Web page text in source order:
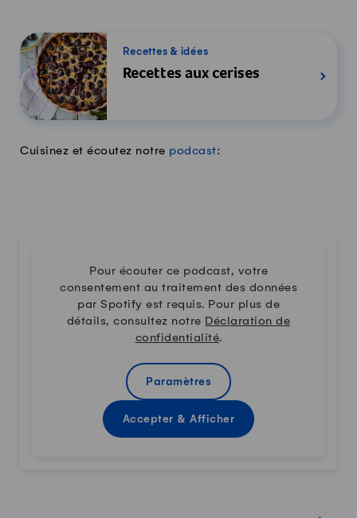
Recettes & idées
Recettes aux cerises
Cuisinez et écoutez notre podcast:
Pour écouter ce podcast, votre
consentement au traitement des données
par Spotify est requis. Pour plus de
détails, consultez notre Déclaration de
confidentialité.
Paramètres
Accepter & Afficher